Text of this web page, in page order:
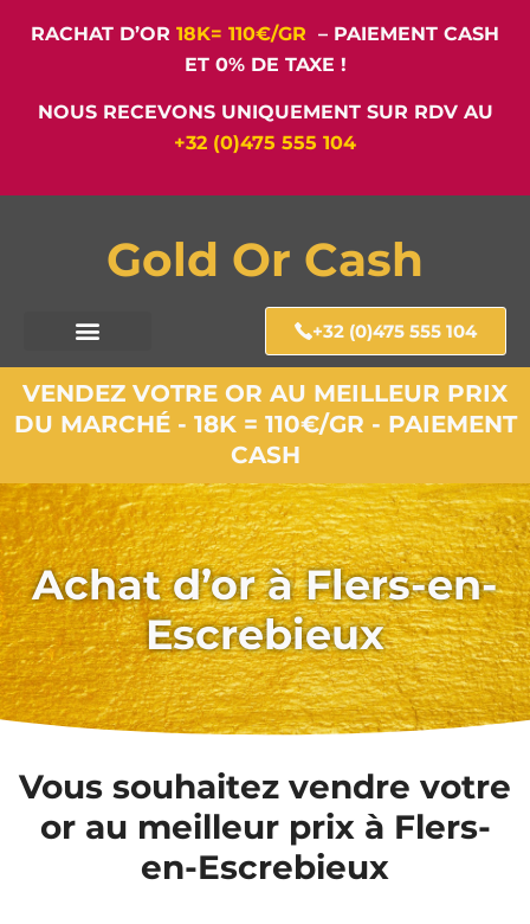
RACHAT D’OR 18K= 110€/GR – PAIEMENT CASH
ET 0% DE TAXE !
NOUS RECEVONS UNIQUEMENT SUR RDV AU
+32 (0)475 555 104
Gold Or Cash
+32 (0)475 555 104
VENDEZ VOTRE OR AU MEILLEUR PRIX
DU MARCHÉ - 18K = 110€/GR - PAIEMENT
CASH
Achat d’or à Flers-en-
Escrebieux
Vous souhaitez vendre votre
or au meilleur prix à Flers-
en-Escrebieux